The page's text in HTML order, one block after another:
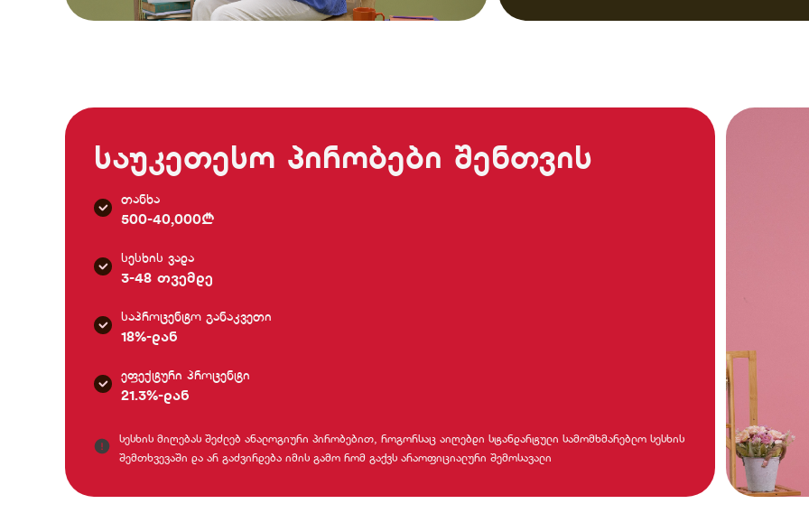
საუკეთესო პირობები შენთვის
თანხა
500-40,000₾
სესხის ვადა
3-48 თვემდე
საპროცენტო განაკვეთი
18%-დან
ეფექტური პროცენტი
21.3%-დან
სესხის მიღებას შეძლებ ანალოგიური პირობებით, როგორსაც აიღებდი სტანდარტული სამომხმარებლო სესხის
შემთხვევაში და არ გაძვირდება იმის გამო რომ გაქვს არაოფიციალური შემოსავალი